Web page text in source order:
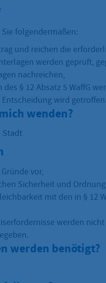
folgendermaßen:
und reichen die
werden geprüft,
nachreichen,
§ 12 Absatz 5 WaffG
wird getroffen.
wenden?
Stadt
vor,
Sicherheit und
mit den in § 12
werden
werden benötigt?